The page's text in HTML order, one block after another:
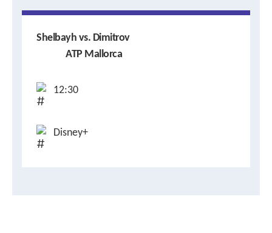
Shelbayh vs. Dimitrov
ATP Mallorca
12:30
Disney+